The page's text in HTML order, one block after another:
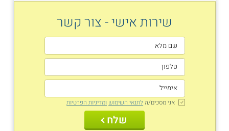
שירות אישי - צור קשר
אני מסכים/ה לתנאי השימוש ומדיניות הפרטיות
שלח